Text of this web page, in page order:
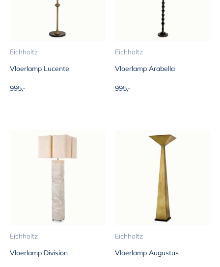
Eichholtz
Vloerlamp Lucente
Aanbiedingsprijs
995,-
Eichholtz
Vloerlamp Arabella
Aanbiedingsprijs
995,-
Eichholtz
Vloerlamp Division
Eichholtz
Vloerlamp Augustus